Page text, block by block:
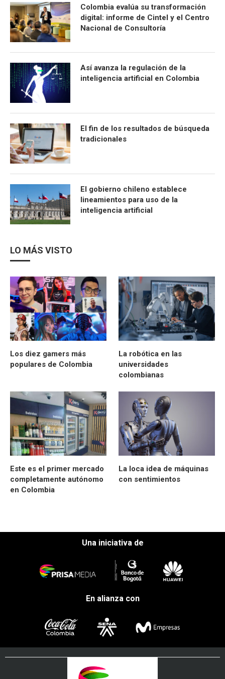
Colombia evalúa su transformación
digital: informe de Cintel y el Centro
Nacional de Consultoría
Así avanza la regulación de la
inteligencia artificial en Colombia
El fin de los resultados de búsqueda
tradicionales
El gobierno chileno establece
lineamientos para uso de la
inteligencia artificial
LO MÁS VISTO
Los diez gamers más
populares de Colombia
La robótica en las
universidades
colombianas
Este es el primer mercado
completamente autónomo
en Colombia
La loca idea de máquinas
con sentimientos
Una iniciativa de
En alianza con